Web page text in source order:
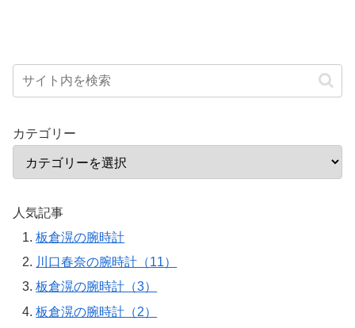
カテゴリー
人気記事
板倉滉の腕時計
川口春奈の腕時計（11）
板倉滉の腕時計（3）
板倉滉の腕時計（2）